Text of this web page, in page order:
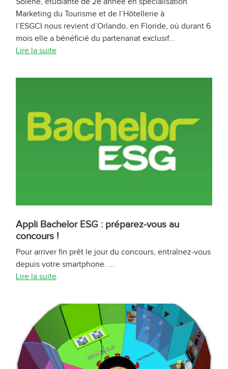
Marketing du Tourisme et de l’Hôtellerie à
l’ESGCI nous revient d’Orlando, en Floride, où durant 6
mois elle a bénéficié du partenariat exclusif...
Lire la suite
Appli Bachelor ESG : préparez-vous au
concours !
Pour arriver fin prêt le jour du concours, entraînez-vous
depuis votre smartphone. ...
Lire la suite